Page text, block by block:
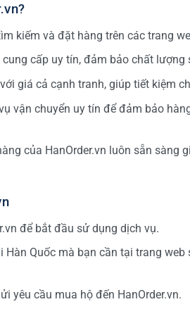
kiếm và đặt hàng trên các trang
cấp uy tín, đảm bảo chất lượng
giá cả cạnh tranh, giúp tiết kiệm
vận chuyển uy tín để đảm bảo
của HanOrder.vn luôn sẵn sàng
để bắt đầu sử dụng dịch vụ.
Quốc mà bạn cần tại trang web
yêu cầu mua hộ đến HanOrder.vn.